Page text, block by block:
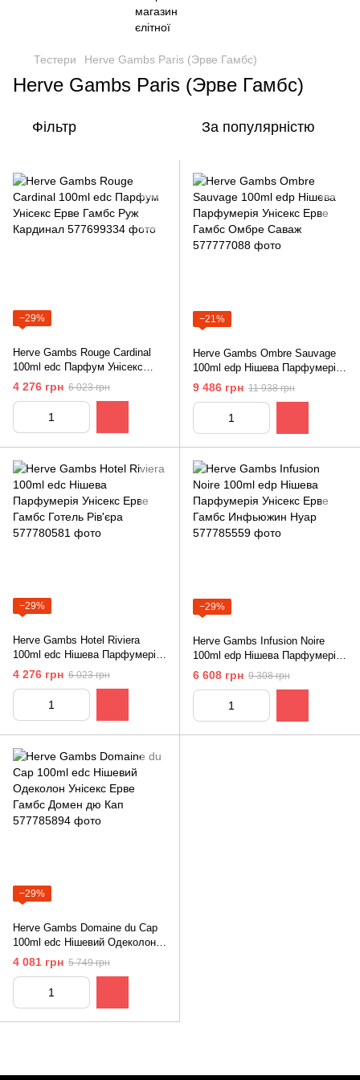
Тестери Herve Gambs Paris (Эрве Гамбс)
Herve Gambs Paris (Эрве Гамбс)
Фільтр За популярністю
−29%
Herve Gambs Rouge Cardinal
100ml edс Парфум Унісекс
Ерве Гамбс Руж Кардинал
4 276 грн 6 023 грн
−21%
Herve Gambs Ombre Sauvage
100ml edp Нішева Парфумерія
Унісекс Ерве Гамбс Омбре
9 486 грн 11 938 грн
−29%
Herve Gambs Hotel Riviera
100ml edс Нішева Парфумерія
Унісекс Ерве Гамбс Готель
4 276 грн 6 023 грн
−29%
Herve Gambs Infusion Noire
100ml edp Нішева Парфумерія
Унісекс Ерве Гамбс Инфьюжин
6 608 грн 9 308 грн
−29%
Herve Gambs Domaine du Cap
100ml edс Нішевий Одеколон
Унісекс Ерве Гамбс Домен дю
4 081 грн 5 749 грн